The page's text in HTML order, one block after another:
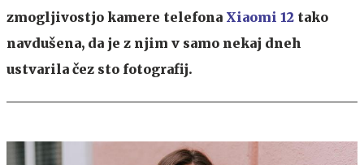
zmogljivostjo kamere telefona Xiaomi 12 tako
navdušena, da je z njim v samo nekaj dneh
ustvarila čez sto fotografij.